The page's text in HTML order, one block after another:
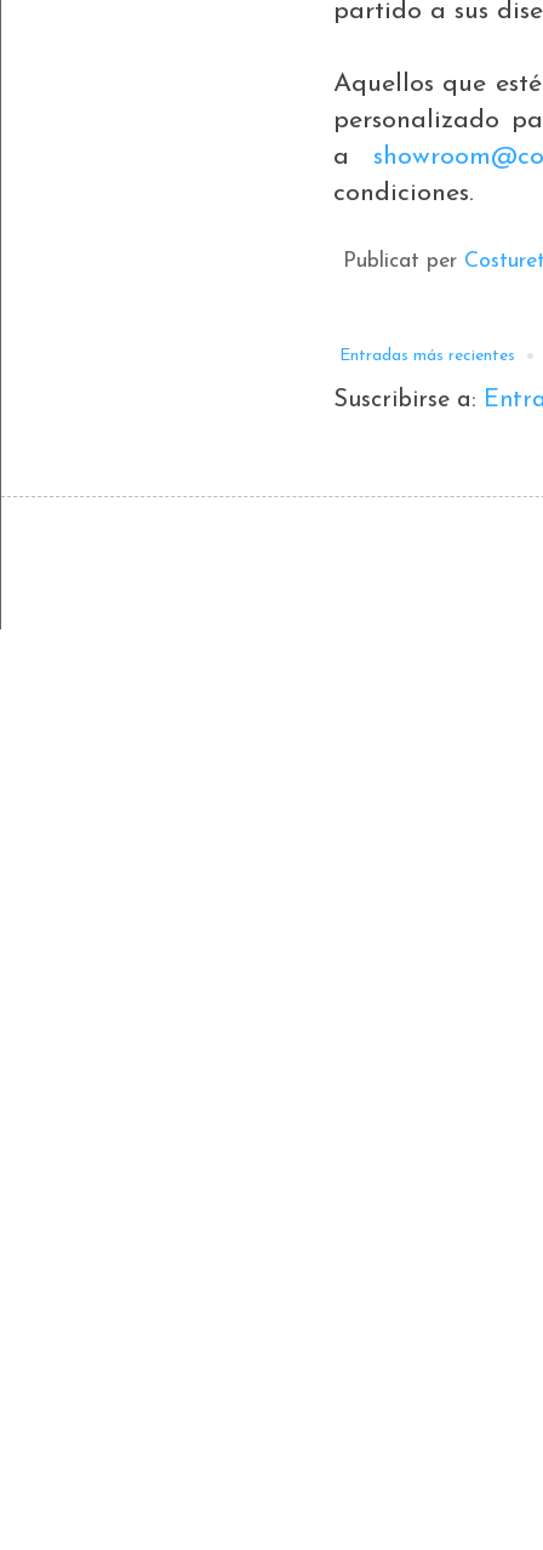
partido a sus
Aquellos que
personalizado
a
condiciones.
Publicat per
Entradas más recientes
Suscribirse a: